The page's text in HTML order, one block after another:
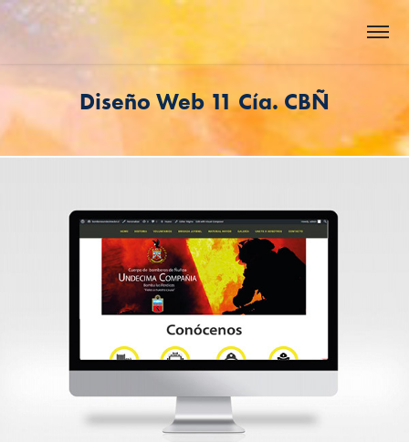
Diseño Web 11 Cía. CBÑ